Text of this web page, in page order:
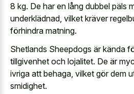
8 kg. De har en lång dubbel päls
underklädnad, vilket kräver
förhindra matning.
Shetlands Sheepdogs är kända
tillgivenhet och lojalitet. De är
ivriga att behaga, vilket gör dem
smidighet.